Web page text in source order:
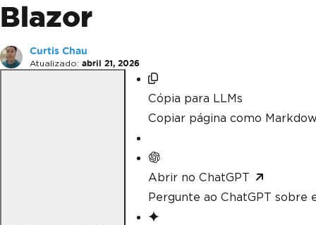
Blazor
Curtis Chau
Atualizado: abril 21, 2026
Cópia para LLMs
Copiar página como
Abrir no ChatGPT
Pergunte ao ChatGPT sobre